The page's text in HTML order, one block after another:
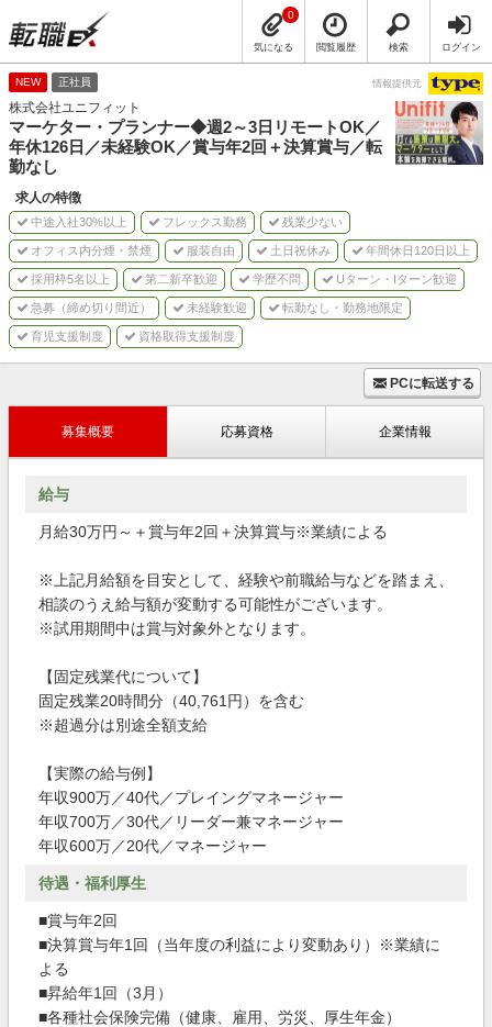
気になる
0
閲覧履歴 検索 ログイン
NEW 正社員 情報提供元
株式会社ユニフィット
マーケター・プランナー◆週2～3日リモートOK／
年休126日／未経験OK／賞与年2回＋決算賞与／転
勤なし
求人の特徴
中途入社30%以上 フレックス勤務 残業少ない
オフィス内分煙・禁煙 服装自由 土日祝休み 年間休日120日以上
採用枠5名以上 第二新卒歓迎 学歴不問 Uターン・Iターン歓迎
急募（締め切り間近） 未経験歓迎 転勤なし・勤務地限定
育児支援制度 資格取得支援制度
PCに転送する
募集概要 応募資格 企業情報
給与
月給30万円～＋賞与年2回＋決算賞与※業績による
※上記月給額を目安として、経験や前職給与などを踏まえ、
相談のうえ給与額が変動する可能性がございます。
※試用期間中は賞与対象外となります。
【固定残業代について】
固定残業20時間分（40,761円）を含む
※超過分は別途全額支給
【実際の給与例】
年収900万／40代／プレイングマネージャー
年収700万／30代／リーダー兼マネージャー
年収600万／20代／マネージャー
待遇・福利厚生
■賞与年2回
■決算賞与年1回（当年度の利益により変動あり）※業績に
よる
■昇給年1回（3月）
■各種社会保険完備（健康、雇用、労災、厚生年金）